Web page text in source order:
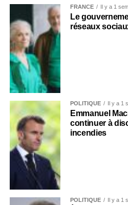
FRANCE Il y a 1
Le
réseaux
POLITIQUE Il y a 1
Emmanuel
continuer à
incendies
POLITIQUE Il y a 1